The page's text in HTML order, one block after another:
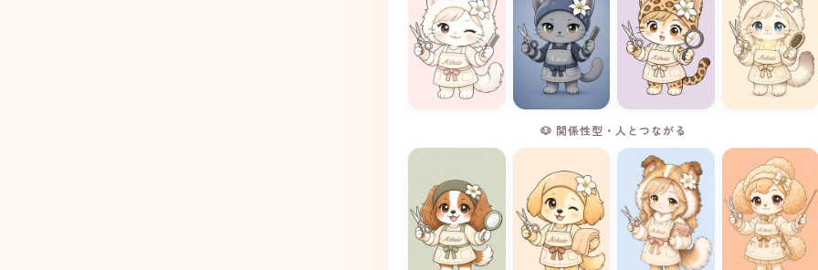
🐶 関係性型・人とつながる